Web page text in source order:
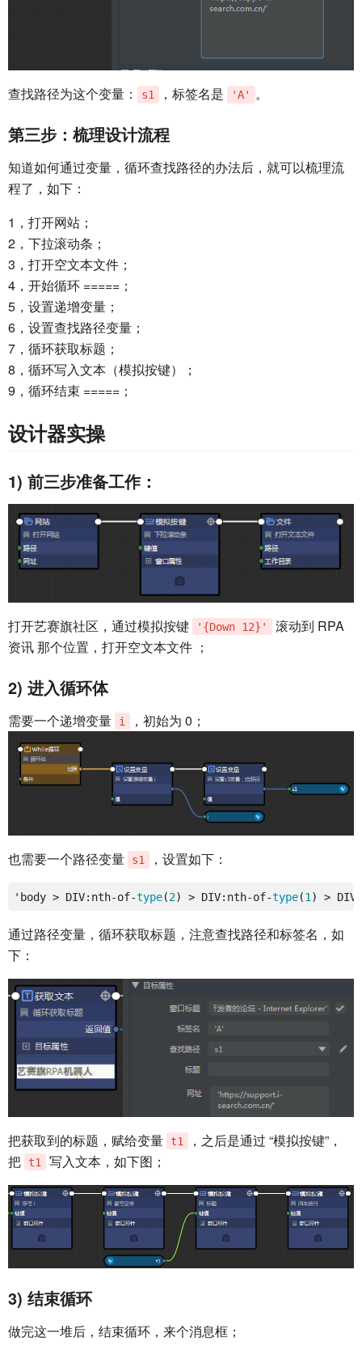
查找路径为这个变量： s1 ，标签名是 'A' 。
第三步：梳理设计流程
知道如何通过变量，循环查找路径的办法后，就可以梳理流
程了，如下：
1，打开网站；
2，下拉滚动条；
3，打开空文本文件；
4，开始循环 =====；
5，设置递增变量；
6，设置查找路径变量；
7，循环获取标题；
8，循环写入文本（模拟按键）；
9，循环结束 =====；
设计器实操
1) 前三步准备工作：
打开艺赛旗社区，通过模拟按键 '{Down 12}'
滚动到 RPA
资讯 那个位置，打开空文本文件 ；
2) 进入循环体
需要一个递增变量 i ，初始为 0；
也需要一个路径变量 s1 ，设置如下：
'body > DIV:nth-of-type(2) > DIV:nth-of-type(1 ) >
通过路径变量，循环获取标题，注意查找路径和标签名，如
下：
把获取到的标题，赋给变量 t1 ，之后是通过 “模拟按键”，
把
t1 写入文本，如下图；
3) 结束循环
做完这一堆后，结束循环，来个消息框；